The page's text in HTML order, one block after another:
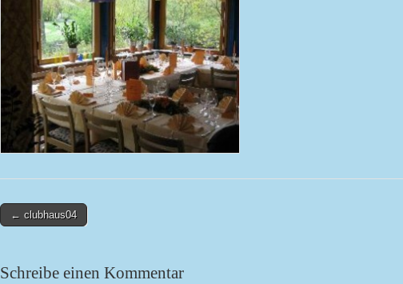
Post← clubhaus04
Schreibe einen Kommentar